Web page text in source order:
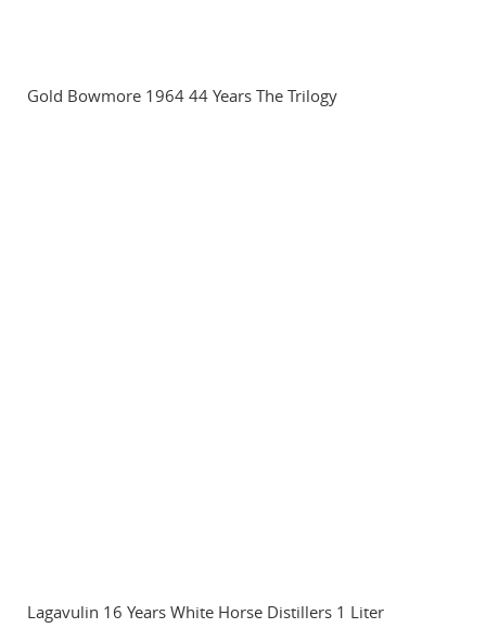
Gold Bowmore 1964 44 Years The Trilogy
Lagavulin 16 Years White Horse Distillers 1 Liter